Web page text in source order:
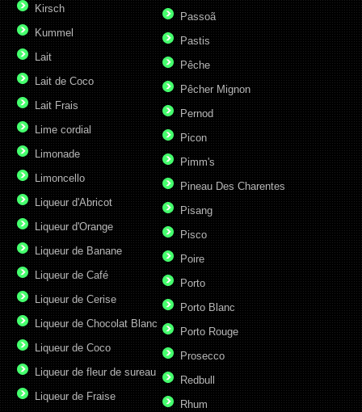
Kirsch
Kummel
Lait
Lait de Coco
Lait Frais
Lime cordial
Limonade
Limoncello
Liqueur d'Abricot
Liqueur d'Orange
Liqueur de Banane
Liqueur de Café
Liqueur de Cerise
Liqueur de Chocolat Blanc
Liqueur de Coco
Liqueur de fleur de sureau
Liqueur de Fraise
Passoã
Pastis
Pêche
Pêcher Mignon
Pernod
Picon
Pimm's
Pineau Des Charentes
Pisang
Pisco
Poire
Porto
Porto Blanc
Porto Rouge
Prosecco
Redbull
Rhum